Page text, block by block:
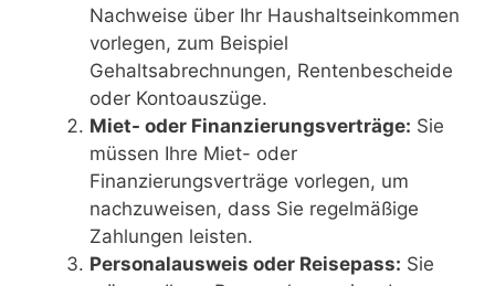
Nachweise über Ihr Haushaltseinkommen
vorlegen, zum Beispiel
Gehaltsabrechnungen, Rentenbescheide
oder Kontoauszüge.
Miet- oder Finanzierungsverträge: Sie
müssen Ihre Miet- oder
Finanzierungsverträge vorlegen, um
nachzuweisen, dass Sie regelmäßige
Zahlungen leisten.
Personalausweis oder Reisepass: Sie